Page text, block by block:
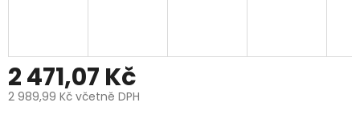
2 471,07 Kč
2 989,99 Kč včetně DPH